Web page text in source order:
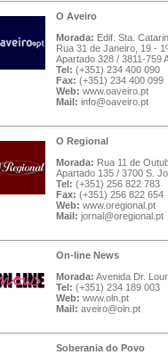
O Aveiro
Morada: Edif. Sta.
Rua 31 de Janeiro, 19 -
Apartado 328 / 3811-759
Tel: (+351) 234 400 090
Fax: (+351) 234 400 099
Web: www.oaveiro.pt
Mail: info@oaveiro.pt
O Regional
Morada: Rua 11 de
Apartado 135 / 3700 S.
Tel: (+351) 256 822 783
Fax: (+351) 256 822 654
Web: www.oregional.pt
Mail: jornal@oregional.pt
On-line News
Morada: Avenida Dr.
Tel: (+351) 234 189 003
Web: www.oln.pt
Mail: aveiro@oln.pt
Soberania do Povo